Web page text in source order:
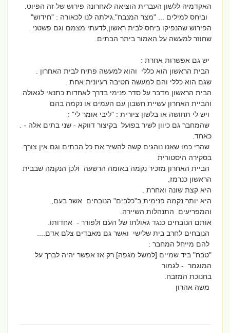
האקדמיה ללשון העברית הוציאה לאחרונה פירוש של זה הפיוט.
וביחס למילים ... "מצר המנבח".גילתה לנו לכאורה : "חידוש"
הפירוש שהנפיקו ביחס לבית ראשון,לדעתי מצמם וגם פשטני .
שחוזר למעשה על האמור ביתר הבתים.
יש גם אפשרות אחרת :
הבית הראשון הוא כללי והוא למעשה פתיח לבית האחרון .
שגם הוא כללי והם למעשה חטיבה רעיונית אחת .
הבית הראשון מדבר על סדר פנימי בדרך לאחדות כתנאי לגאולה.
והביית האחרון עשיית חשבון עם העמים או נקמה בהם
ויש לי תחושה או בלשון ציורית : "ליבי אומר לי" :
שהמחבר גם כיוון לשיר בפועל בקיצור דווקא - שני בתים אלה - .
כאחד.
שהרי כמו שאנו נוהגים קשה להשיר את כל הבתים וגם אין צורך
בסקירה היסטורית
הביית האחרון מזכיר נקמה באומה הרשעה ולכן הנקמה שבבית
הראשון כנרמז,
היא קצת שונה ואחרת .
היא יותר נקמה פנימית ב"כלבים" הנובחים אשר בעם,
והמפריעים התנהלות השיירה.
אותם הנובחים כנגד גאולתו של העם ולפורר - אחדותו.
הנובחים לחרב בית שלישי ואשר גם מאבדים צלם אדם....
להם מייחל המחבר :
"טבח" ביד שמיים [למשל מגפה] רק אז אפשר יהיה לברך על
המוגמר - לגמור
בחנוכת המזבח.
משה אהרון